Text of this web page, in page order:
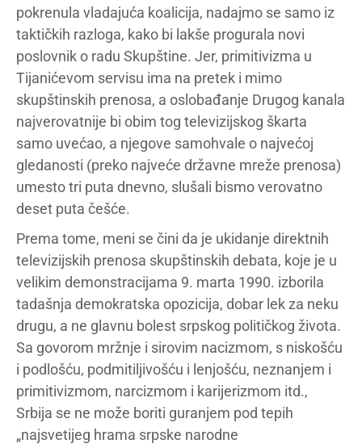
pokrenula vladajuća koalicija, nadajmo se samo iz
taktičkih razloga, kako bi lakše progurala novi
poslovnik o radu Skupštine. Jer, primitivizma u
Tijanićevom servisu ima na pretek i mimo
skupštinskih prenosa, a oslobađanje Drugog kanala
najverovatnije bi obim tog televizijskog škarta
samo uvećao, a njegove samohvale o najvećoj
gledanosti (preko najveće državne mreže prenosa)
umesto tri puta dnevno, slušali bismo verovatno
deset puta češće.
Prema tome, meni se čini da je ukidanje direktnih
televizijskih prenosa skupštinskih debata, koje je u
velikim demonstracijama 9. marta 1990. izborila
tadašnja demokratska opozicija, dobar lek za neku
drugu, a ne glavnu bolest srpskog političkog života.
Sa govorom mržnje i sirovim nacizmom, s niskošću
i podlošću, podmitiljivošću i lenjošću, neznanjem i
primitivizmom, narcizmom i karijerizmom itd.,
Srbija se ne može boriti guranjem pod tepih
„najsvetijeg hrama srpske narodne